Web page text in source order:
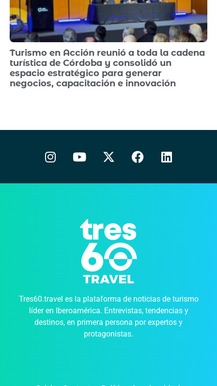
Turismo en Acción reunió a toda la cadena
turística de Córdoba y consolidó un
espacio estratégico para generar
negocios, capacitación e innovación
Tres60.travel es la plataforma de noticias de turismo
líder en Iberoamérica. Entrevistas, tendencias y
destinos, en primera persona por expertos y
protagonistas.